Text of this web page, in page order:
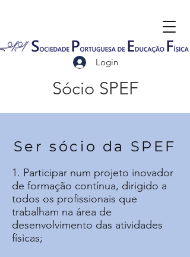
Login
Sócio SPEF
Ser sócio da SPEF
1. Participar num projeto inovador
de formação contínua, dirigido a
todos os profissionais que
trabalham na área de
desenvolvimento das atividades
físicas;